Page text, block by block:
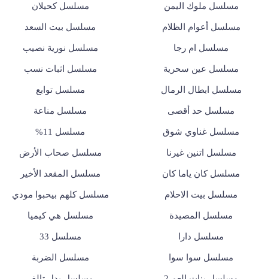
مسلسل ملوك اليمن مسلسل كحيلان
مسلسل أعوام الظلام مسلسل بيت السعد
مسلسل ام رجا مسلسل نورية نصيب
مسلسل عين سحرية مسلسل اثبات نسب
مسلسل ابطال الرمال مسلسل توابع
مسلسل حد أقصى مسلسل مناعة
مسلسل غناوي شوق مسلسل 11%
مسلسل اتنين غيرنا مسلسل صحاب الأرض
مسلسل كان ياما كان مسلسل المقعد الأخير
مسلسل بيت الاحلام مسلسل كلهم بيحبوا مودي
مسلسل المصيدة مسلسل هي كيميا
مسلسل دارا مسلسل 33
مسلسل سوا سوا مسلسل الضربة